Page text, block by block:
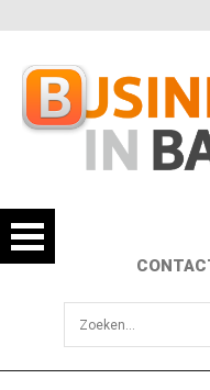
sisea.search